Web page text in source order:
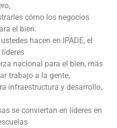
cómo los negocios
el bien.
hacen en IPADE, el
nacional para el bien, más
trabajo a la gente,
infraestructura y desarrollo,
se conviertan en líderes en